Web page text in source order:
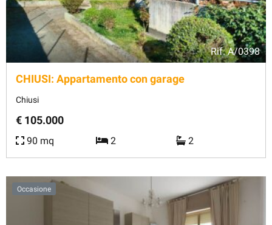
Rif.A/0398
CHIUSI: Appartamento con garage
Chiusi
€ 105.000
90 mq 2 2
Occasione